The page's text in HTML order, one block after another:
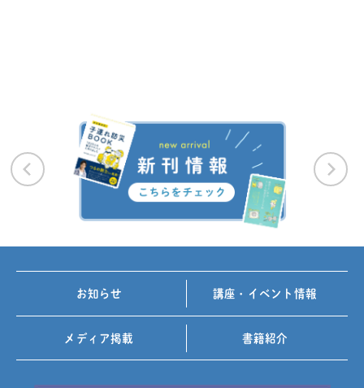
お知らせ 講座・イベント情報
メディア掲載 書籍紹介